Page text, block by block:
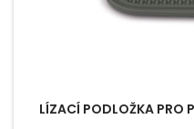
LÍZACÍ PODLOŽKA PRO